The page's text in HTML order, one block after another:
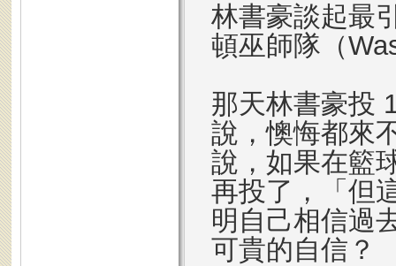
林書豪談起最
頓巫師隊（
那天林書豪投
說，懊悔都來
說，如果在籃
再投了，「但
明自己相信過
可貴的自信？